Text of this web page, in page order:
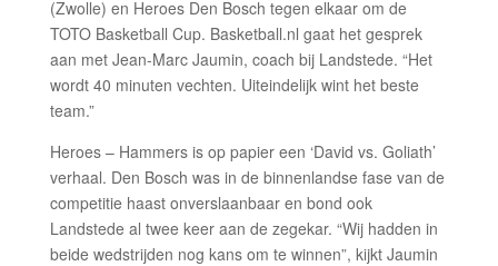
(Zwolle) en Heroes Den Bosch tegen elkaar om de
TOTO Basketball Cup. Basketball.nl gaat het gesprek
aan met Jean-Marc Jaumin, coach bij Landstede. “Het
wordt 40 minuten vechten. Uiteindelijk wint het beste
team.”
Heroes – Hammers is op papier een ‘David vs. Goliath’
verhaal. Den Bosch was in de binnenlandse fase van de
competitie haast onverslaanbaar en bond ook
Landstede al twee keer aan de zegekar. “Wij hadden in
beide wedstrijden nog kans om te winnen”, kijkt Jaumin